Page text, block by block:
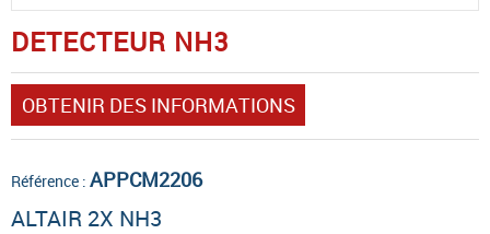
DETECTEUR NH3
OBTENIR DES INFORMATIONS
Référence : APPCM2206
ALTAIR 2X NH3